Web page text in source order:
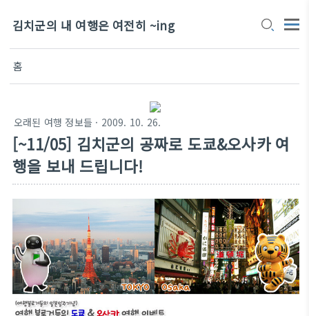
김치군의 내 여행은 여전히 ~ing
홈
오래된 여행 정보들 · 2009. 10. 26.
[~11/05] 김치군의 공짜로 도쿄&오사카 여
행을 보내 드립니다!